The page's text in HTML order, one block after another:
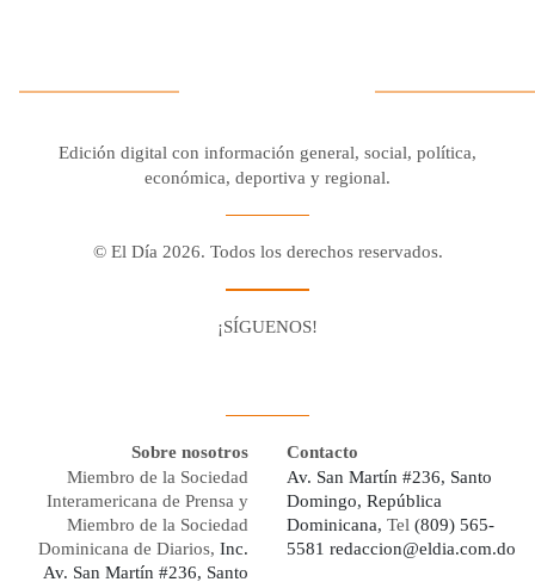
Edición digital con información general, social, política,
económica, deportiva y regional.
© El Día 2026. Todos los derechos reservados.
¡SÍGUENOS!
Sobre nosotros
Miembro de la Sociedad
Interamericana de Prensa y
Miembro de la Sociedad
Dominicana de Diarios, Inc.
Av. San Martín #236, Santo
Contacto
Av. San Martín #236, Santo
Domingo, República
Dominicana, Tel (809) 565-
5581 redaccion@eldia.com.do